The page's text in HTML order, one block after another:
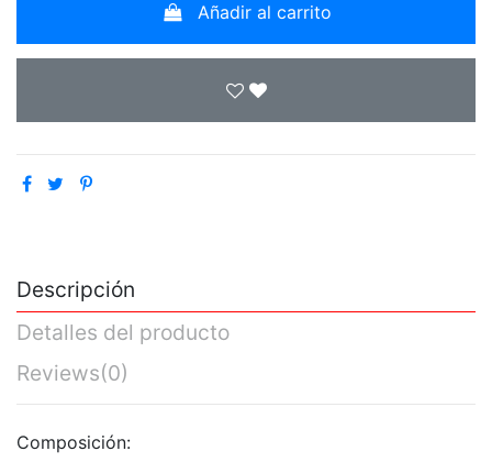
Añadir al carrito
Descripción
Detalles del producto
Reviews(0)
Composición: